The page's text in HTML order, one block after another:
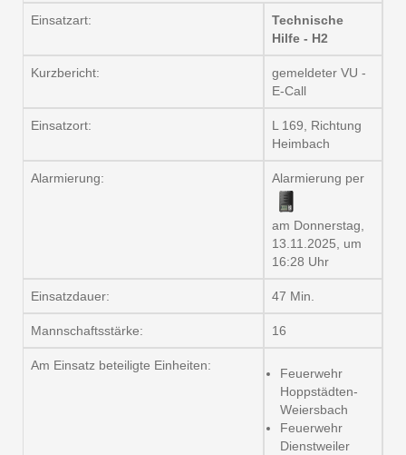
Einsatzart:
Technische
Hilfe - H2
Kurzbericht:
gemeldeter VU -
E-Call
Einsatzort:
L 169, Richtung
Heimbach
Alarmierung: Alarmierung per
am Donnerstag,
13.11.2025, um
16:28 Uhr
Einsatzdauer: 47 Min.
Mannschaftsstärke: 16
Am Einsatz beteiligte Einheiten:
Feuerwehr
Hoppstädten-
Weiersbach
Feuerwehr
Dienstweiler